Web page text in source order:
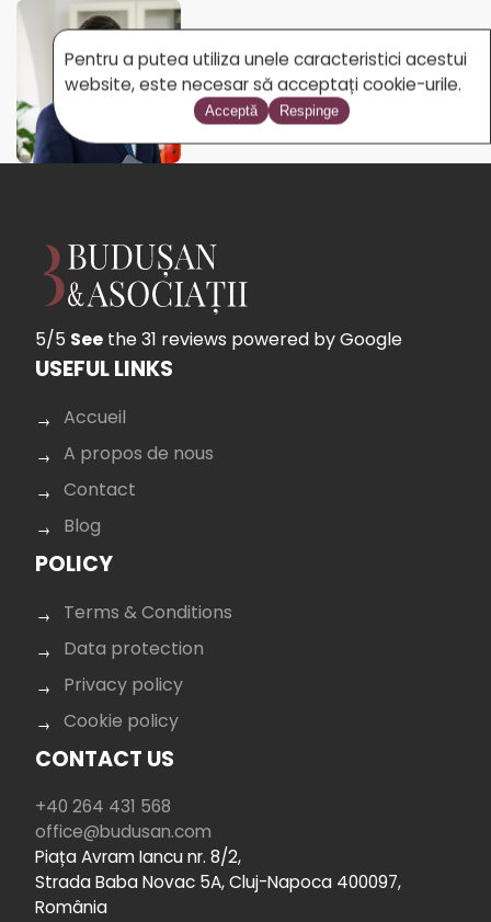
Avocat
MILOȘ ADRIAN
5/5 See the 31 reviews powered by Google
USEFUL LINKS
Accueil
A propos de nous
Contact
Blog
POLICY
Terms & Conditions
Data protection
Privacy policy
Cookie policy
CONTACT US
+40 264 431 568
office@budusan.com
Piața Avram Iancu nr. 8/2,
Strada Baba Novac 5A, Cluj-Napoca 400097,
România
Pentru a putea utiliza unele caracteristici acestui
website, este necesar să acceptați cookie-urile.
Acceptă Respinge